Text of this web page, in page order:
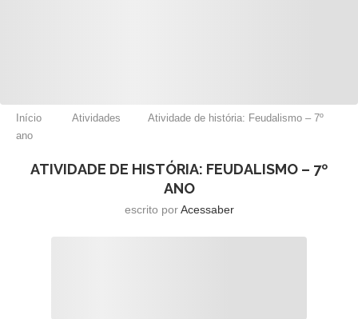
Início Atividades
Atividade de história: Feudalismo – 7º
ano
ATIVIDADE DE HISTÓRIA: FEUDALISMO – 7º
ANO
escrito porAcessaber